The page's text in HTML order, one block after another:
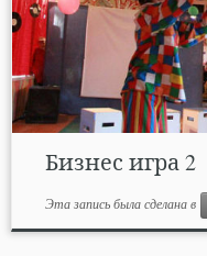
Бизнес игра 2
Эта запись была сделана в